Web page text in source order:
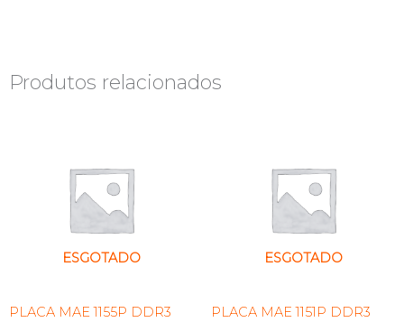
Produtos relacionados
ESGOTADO
PLACA MAE 1155P DDR3
ESGOTADO
PLACA MAE 1151P DDR3